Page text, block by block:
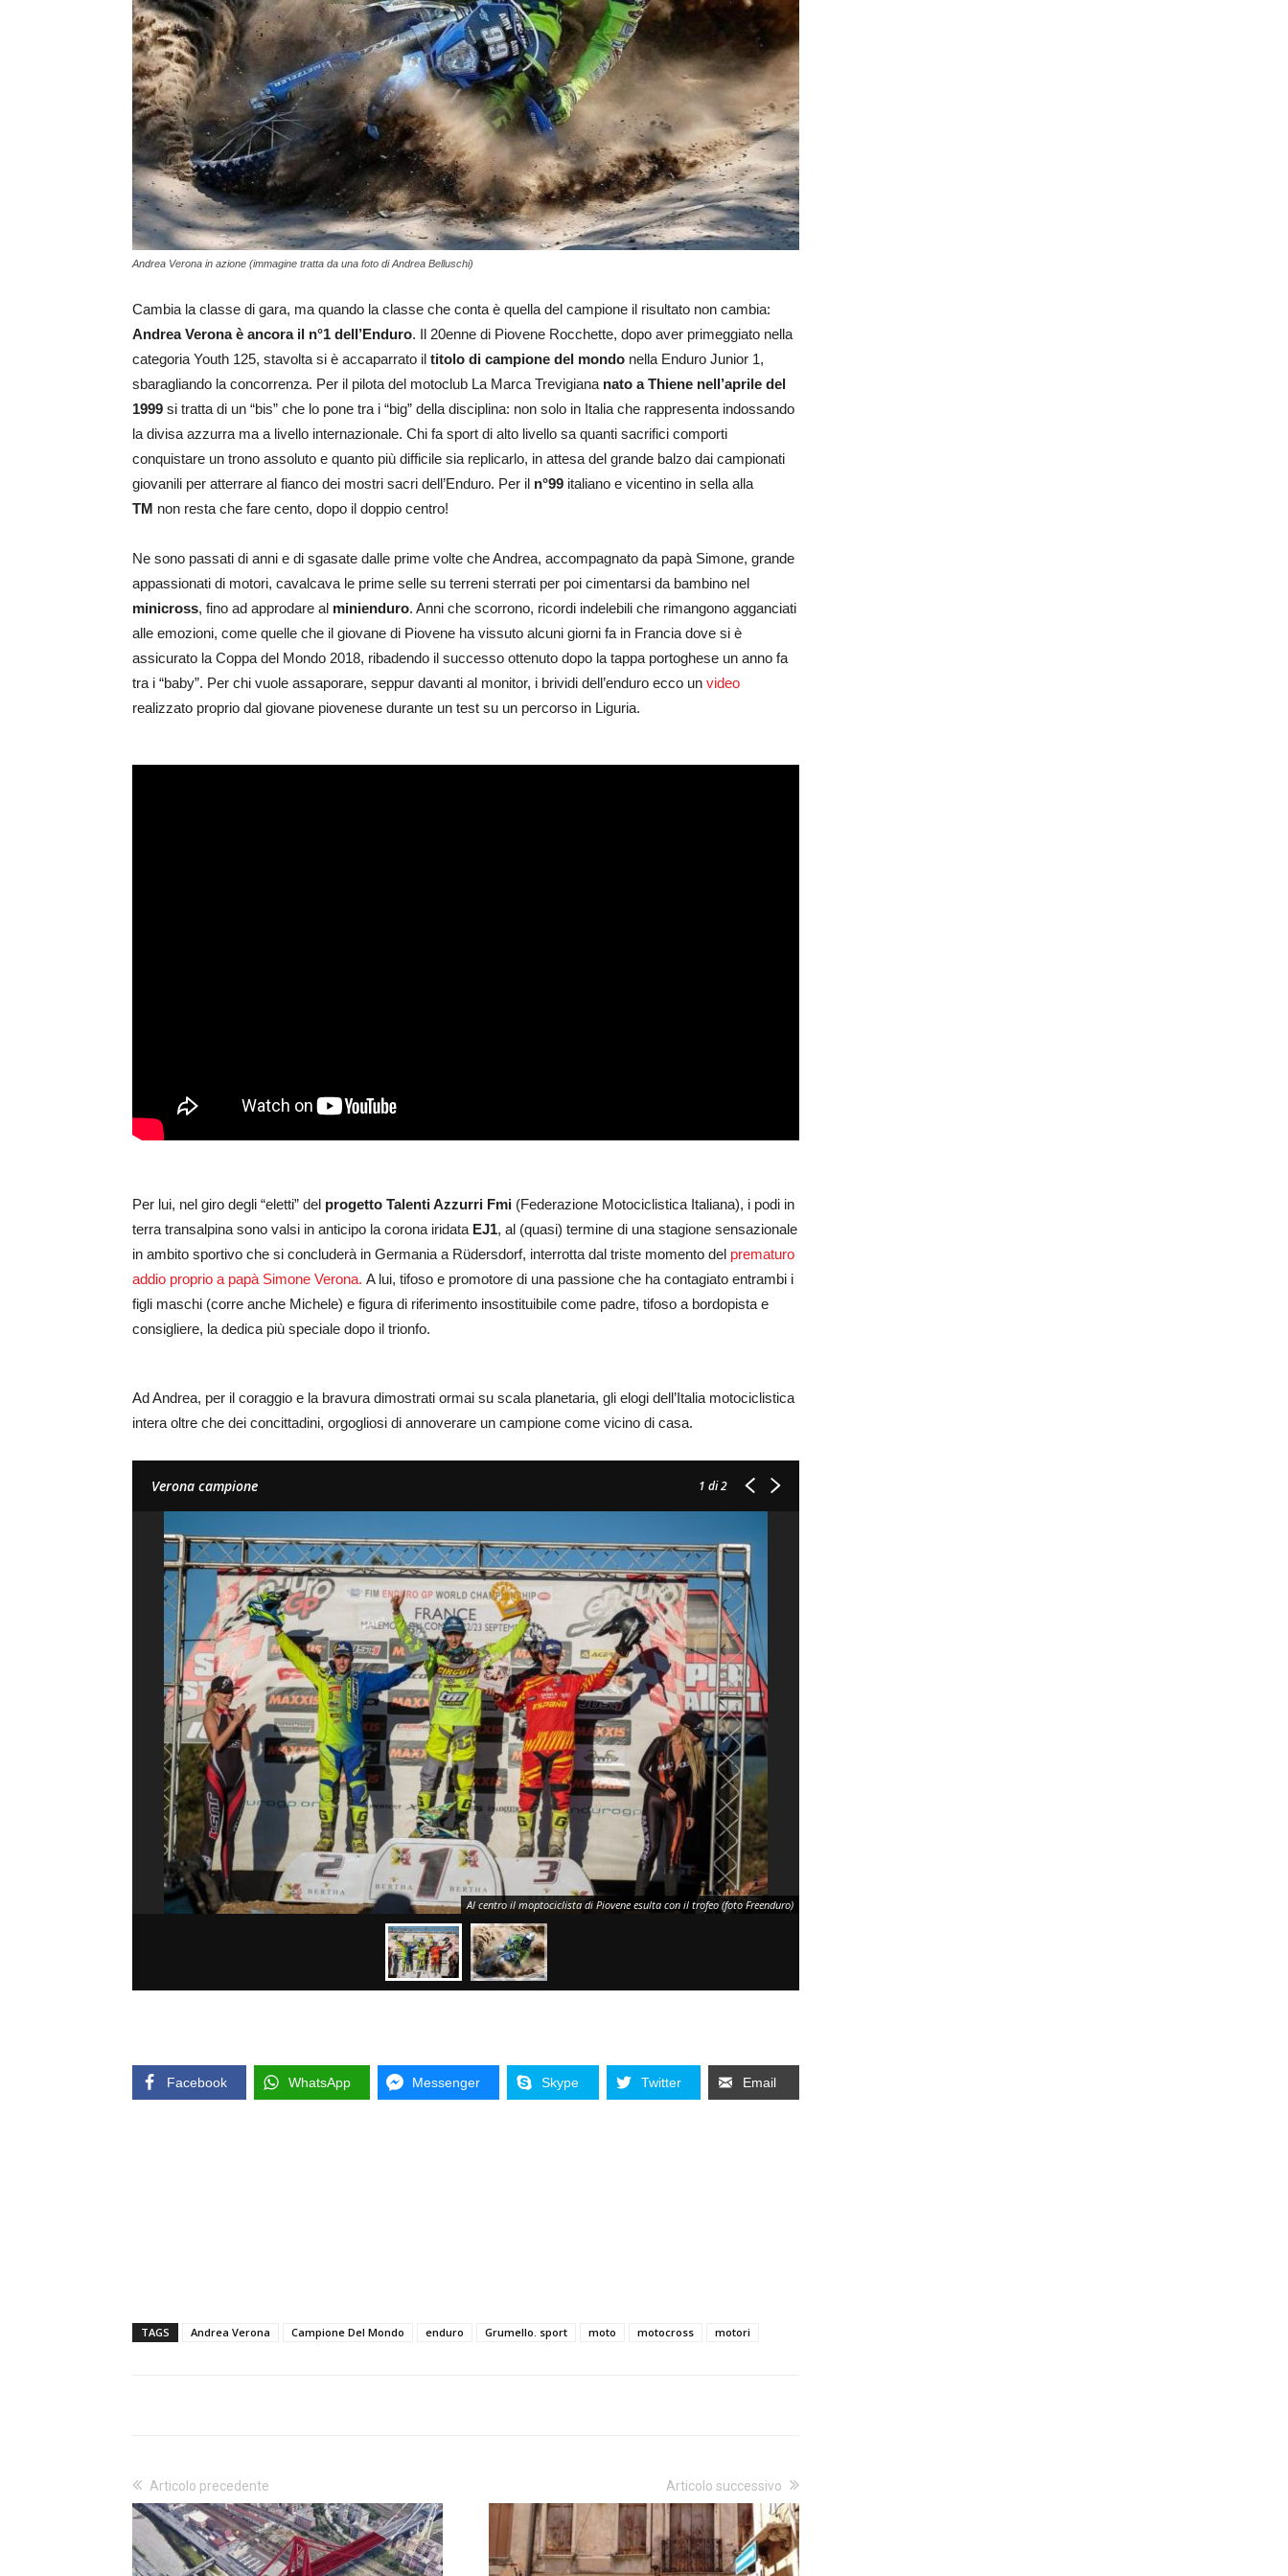
Andrea Verona in azione (immagine tratta da una foto di Andrea Belluschi)
Cambia la classe di gara, ma quando la classe che conta è quella del campione il risultato non cambia:
Andrea Verona è ancora il n°1 dell’Enduro. Il 20enne di Piovene Rocchette, dopo aver primeggiato nella
categoria Youth 125, stavolta si è accaparrato il titolo di campione del mondo nella Enduro Junior 1,
sbaragliando la concorrenza. Per il pilota del motoclub La Marca Trevigiana nato a Thiene nell’aprile del
1999 si tratta di un “bis” che lo pone tra i “big” della disciplina: non solo in Italia che rappresenta indossando
la divisa azzurra ma a livello internazionale. Chi fa sport di alto livello sa quanti sacrifici comporti
conquistare un trono assoluto e quanto più difficile sia replicarlo, in attesa del grande balzo dai campionati
giovanili per atterrare al fianco dei mostri sacri dell’Enduro. Per il n°99 italiano e vicentino in sella alla
TM non resta che fare cento, dopo il doppio centro!
Ne sono passati di anni e di sgasate dalle prime volte che Andrea, accompagnato da papà Simone, grande
appassionati di motori, cavalcava le prime selle su terreni sterrati per poi cimentarsi da bambino nel
minicross, fino ad approdare al minienduro. Anni che scorrono, ricordi indelebili che rimangono agganciati
alle emozioni, come quelle che il giovane di Piovene ha vissuto alcuni giorni fa in Francia dove si è
assicurato la Coppa del Mondo 2018, ribadendo il successo ottenuto dopo la tappa portoghese un anno fa
tra i “baby”. Per chi vuole assaporare, seppur davanti al monitor, i brividi dell’enduro ecco un video
realizzato proprio dal giovane piovenese durante un test su un percorso in Liguria.
Per lui, nel giro degli “eletti” del progetto Talenti Azzurri Fmi (Federazione Motociclistica Italiana), i podi in
terra transalpina sono valsi in anticipo la corona iridata EJ1, al (quasi) termine di una stagione sensazionale
in ambito sportivo che si concluderà in Germania a Rüdersdorf, interrotta dal triste momento del prematuro
addio proprio a papà Simone Verona. A lui, tifoso e promotore di una passione che ha contagiato entrambi i
figli maschi (corre anche Michele) e figura di riferimento insostituibile come padre, tifoso a bordopista e
consigliere, la dedica più speciale dopo il trionfo.
Ad Andrea, per il coraggio e la bravura dimostrati ormai su scala planetaria, gli elogi dell’Italia motociclistica
intera oltre che dei concittadini, orgogliosi di annoverare un campione come vicino di casa.
Verona campione 1 di 2
Al centro il moptociclista di Piovene esulta con il trofeo (foto Freenduro)
Facebook WhatsApp Messenger Skype Twitter Email
TAGS Andrea Verona Campione Del Mondo enduro Grumello. sport moto motocross motori
Articolo precedente Articolo successivo